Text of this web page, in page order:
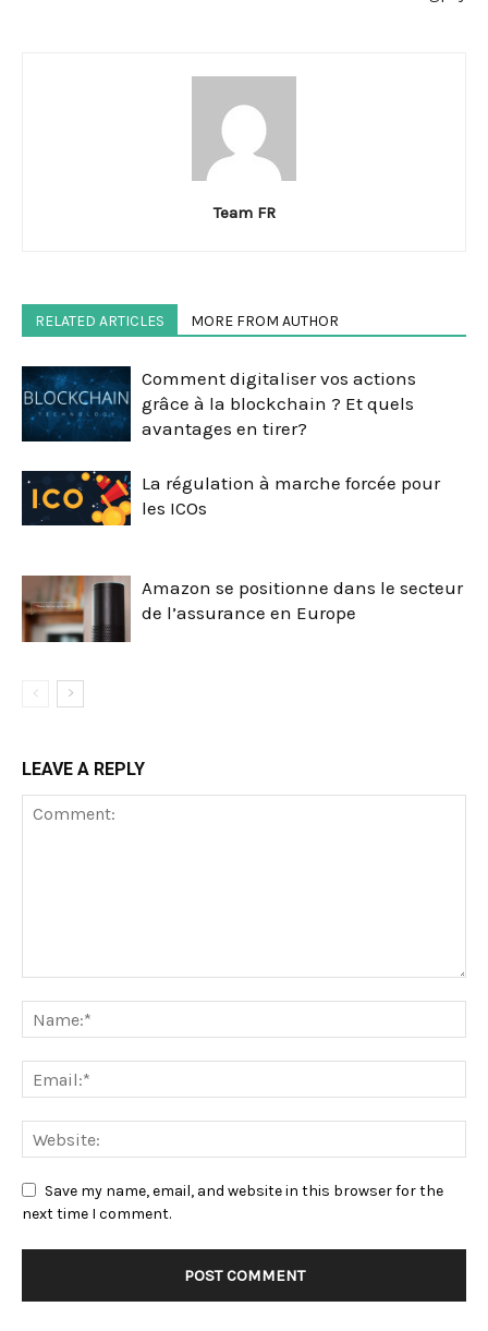
Team FR
RELATED ARTICLES MORE FROM AUTHOR
Comment digitaliser vos actions
grâce à la blockchain ? Et quels
avantages en tirer?
La régulation à marche forcée pour
les ICOs
Amazon se positionne dans le secteur
de l’assurance en Europe
LEAVE A REPLY
Save my name, email, and website in this browser for the
next time I comment.